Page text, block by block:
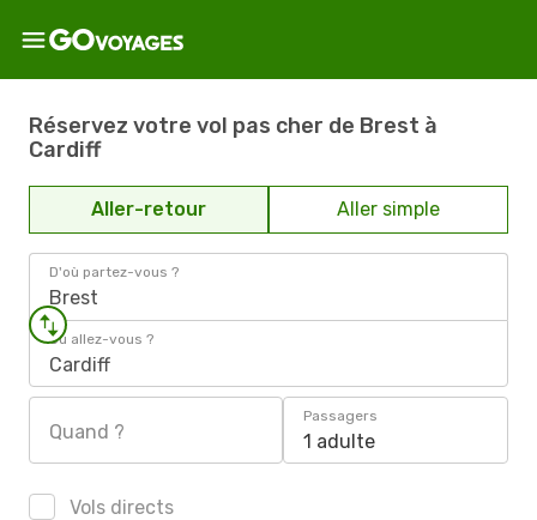
Réservez votre vol pas cher de Brest à
Cardiff
Aller-retour Aller simple
D'où partez-vous ?
Brest
Où allez-vous ?
Cardiff
Quand ?
Passagers
1 adulte
Vols directs